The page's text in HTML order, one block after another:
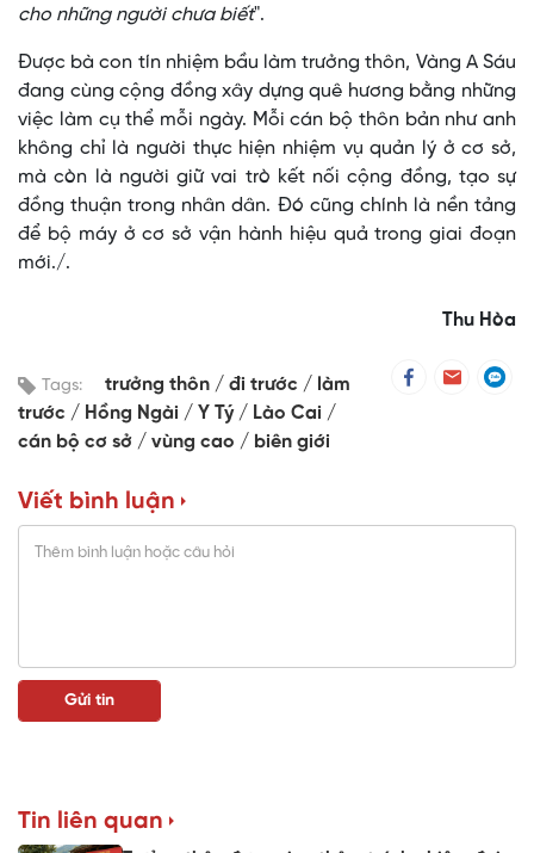
cho những người chưa biết".
Được bà con tín nhiệm bầu làm trưởng thôn, Vàng A Sáu
đang cùng cộng đồng xây dựng quê hương bằng những
việc làm cụ thể mỗi ngày. Mỗi cán bộ thôn bản như anh
không chỉ là người thực hiện nhiệm vụ quản lý ở cơ sở,
mà còn là người giữ vai trò kết nối cộng đồng, tạo sự
đồng thuận trong nhân dân. Đó cũng chính là nền tảng
để bộ máy ở cơ sở vận hành hiệu quả trong giai đoạn
mới./.
Thu Hòa
Tags: trưởng thôn đi trước
làm
trước
Hồng Ngài Y Tý
Lào Cai
cán bộ cơ sở
vùng cao biên giới
Viết bình luận
Tin liên quan